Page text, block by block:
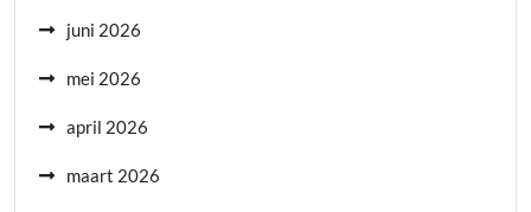
juni 2026
mei 2026
april 2026
maart 2026